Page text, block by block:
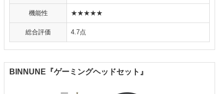
機能性 ★★★★★
総合評価 4.7点
BINNUNE『ゲーミングヘッドセット』